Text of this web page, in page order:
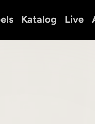
Katalog Live